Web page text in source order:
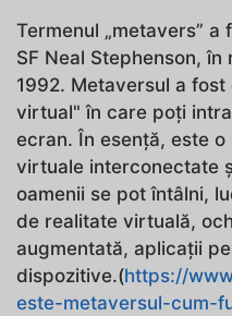
Termenul „metavers”
SF Neal Stephenson, în
1992. Metaversul a
virtual" în care poți
ecran. În esență, este
virtuale interconectate
oamenii se pot întâlni,
de realitate virtuală,
augmentată, aplicații
dispozitive.(https://
este-metaversul-cum-